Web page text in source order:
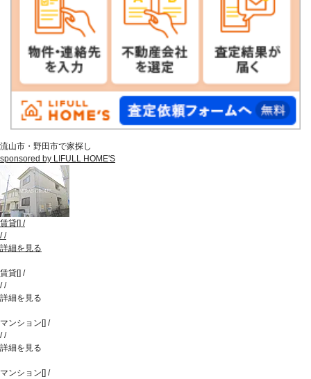
流山市・野田市で家探し
sponsored by LIFULL HOME'S
賃貸[] /
//
詳細を見る
賃貸[] /
//
詳細を見る
マンション [] /
//
詳細を見る
マンション [] /